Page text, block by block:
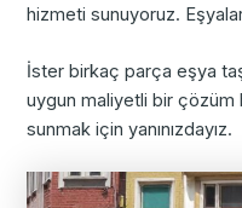
hizmeti sunuyoruz.
İster birkaç parça eşya
uygun maliyetli bir çözüm
sunmak için yanınızdayız.